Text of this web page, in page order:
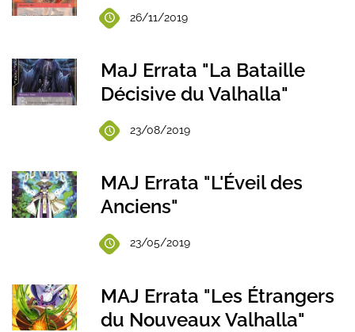
26/11/2019
MaJ Errata "La Bataille
Décisive du Valhalla"
23/08/2019
MAJ Errata "L'Éveil des
Anciens"
23/05/2019
MAJ Errata "Les Étrangers
du Nouveaux Valhalla"